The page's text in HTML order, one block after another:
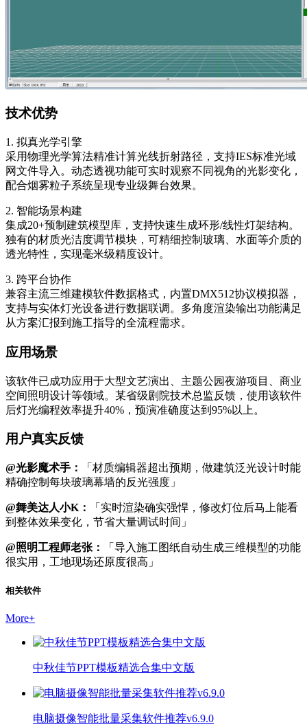
技术优势
1. 拟真光学引擎
采用物理光学算法精准计算光线折射路径，支持IES标准光域
网文件导入。动态透视功能可实时观察不同视角的光影变化，
配合烟雾粒子系统呈现专业级舞台效果。
2. 智能场景构建
集成20+预制建筑模型库，支持快速生成环形/线性灯架结构。
独有的材质光洁度调节模块，可精细控制玻璃、水面等介质的
透光特性，实现毫米级精度设计。
3. 跨平台协作
兼容主流三维建模软件数据格式，内置DMX512协议模拟器，
支持与实体灯光设备进行数据联调。多角度渲染输出功能满足
从方案汇报到施工指导的全流程需求。
应用场景
该软件已成功应用于大型文艺演出、主题公园夜游项目、商业
空间照明设计等领域。某省级剧院技术总监反馈，使用该软件
后灯光编程效率提升40%，预演准确度达到95%以上。
用户真实反馈
@光影魔术手：
「材质编辑器超出预期，做建筑泛光设计时能
精确控制每块玻璃幕墙的反光强度」
@舞美达人小K：
「实时渲染确实强悍，修改灯位后马上能看
到整体效果变化，节省大量调试时间」
@照明工程师老张：
「导入施工图纸自动生成三维模型的功能
很实用，工地现场还原度很高」
相关软件
More+
中秋佳节PPT模板精选合集中文版
电脑摄像智能批量采集软件推荐v6.9.0